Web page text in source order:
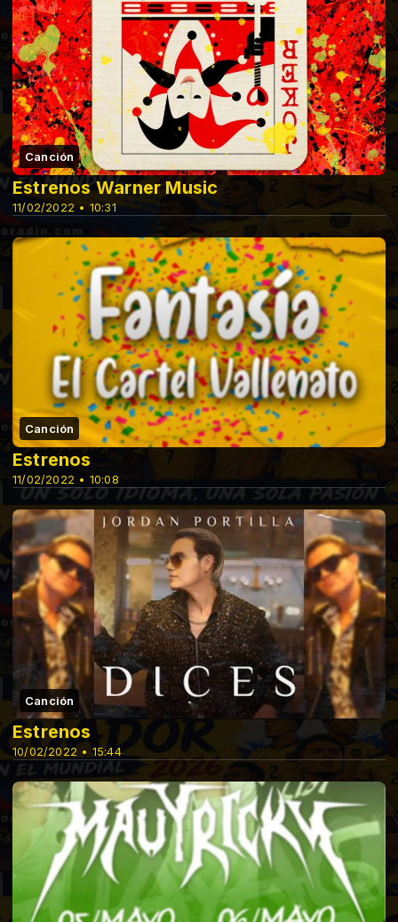
Canción
11/02/2022 • 10:31
Estrenos Warner Music
Canción
11/02/2022 • 10:08
Estrenos
Canción
10/02/2022 • 15:44
Estrenos